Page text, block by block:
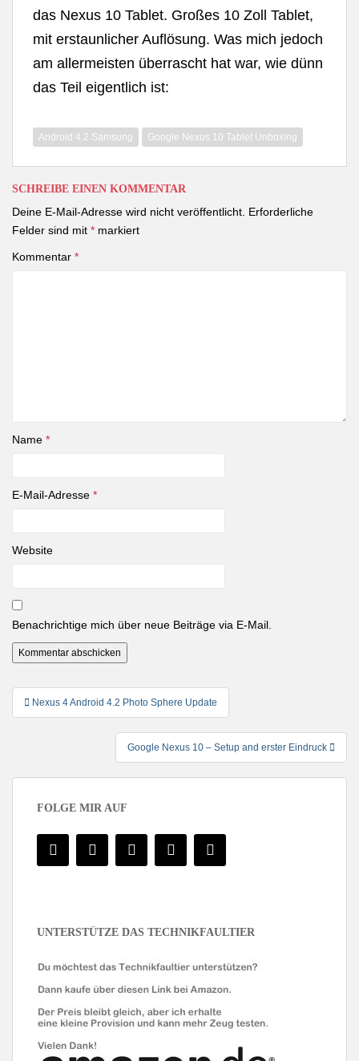
das Nexus 10 Tablet. Großes 10 Zoll Tablet,
mit erstaunlicher Auflösung. Was mich jedoch
am allermeisten überrascht hat war, wie dünn
das Teil eigentlich ist:
Android 4.2 Samsung Google Nexus 10 Tablet Unboxing
SCHREIBE EINEN KOMMENTAR
Deine E-Mail-Adresse wird nicht veröffentlicht. Erforderliche
Felder sind mit * markiert
Kommentar *
Name *
E-Mail-Adresse *
Website
Benachrichtige mich über neue Beiträge via E-Mail.
Beitragsnavigation
Nexus 4 Android 4.2 Photo Sphere Update
Google Nexus 10 – Setup and erster Eindruck
FOLGE MIR AUF
UNTERSTÜTZE DAS TECHNIKFAULTIER